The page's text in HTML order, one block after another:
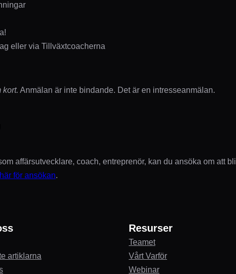
eller via Tillväxtcoacherna
kort. Anmälan är inte bindande. Det är en intresseanmälan.
affärsutvecklare, coach, entreprenör, kan du ansöka om att bli
för ansökan.
artiklarna
Resurser
Teamet
Vårt Varför
Webinar